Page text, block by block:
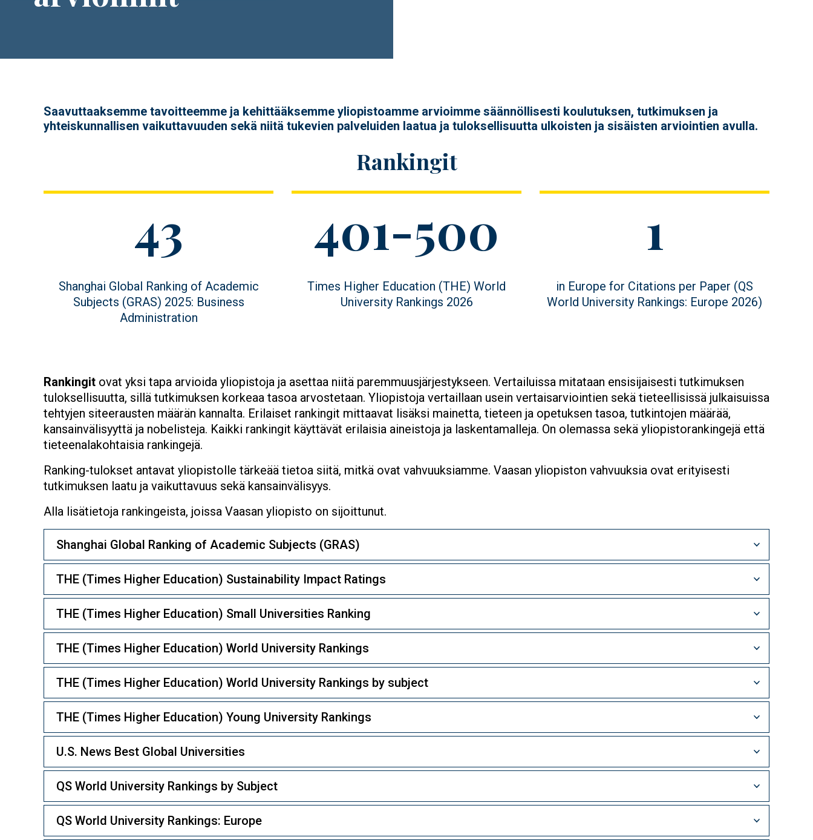
Saavuttaaksemme tavoitteemme ja kehittääksemme yliopistoamme arvioimme säännöllisesti koulutuksen, tutkimuksen ja
yhteiskunnallisen vaikuttavuuden sekä niitä tukevien palveluiden laatua ja tuloksellisuutta ulkoisten ja sisäisten arviointien avulla.
Rankingit
Figure
value
43
Figure
description
Shanghai Global Ranking of Academic
Subjects (GRAS) 2025: Business
Administration
Figure
value
401-500
Figure
description
Times Higher Education (THE) World
University Rankings 2026
Figure
value
1
Figure
description
in Europe for Citations per Paper (QS
World University Rankings: Europe 2026)
Rankingit ovat yksi tapa arvioida yliopistoja ja asettaa niitä paremmuusjärjestykseen. Vertailuissa mitataan ensisijaisesti tutkimuksen
tuloksellisuutta, sillä tutkimuksen korkeaa tasoa arvostetaan. Yliopistoja vertaillaan usein vertaisarviointien sekä tieteellisissä julkaisuissa
tehtyjen siteerausten määrän kannalta. Erilaiset rankingit mittaavat lisäksi mainetta, tieteen ja opetuksen tasoa, tutkintojen määrää,
kansainvälisyyttä ja nobelisteja. Kaikki rankingit käyttävät erilaisia aineistoja ja laskentamalleja. On olemassa sekä yliopistorankingejä että
tieteenalakohtaisia rankingejä.
Ranking-tulokset antavat yliopistolle tärkeää tietoa siitä, mitkä ovat vahvuuksiamme. Vaasan yliopiston vahvuuksia ovat erityisesti
tutkimuksen laatu ja vaikuttavuus sekä kansainvälisyys.
Alla lisätietoja rankingeista, joissa Vaasan yliopisto on sijoittunut.
Shanghai Global Ranking of Academic Subjects (GRAS)
THE (Times Higher Education) Sustainability Impact Ratings
THE (Times Higher Education) Small Universities Ranking
THE (Times Higher Education) World University Rankings
THE (Times Higher Education) World University Rankings by subject
THE (Times Higher Education) Young University Rankings
U.S. News Best Global Universities
QS World University Rankings by Subject
QS World University Rankings: Europe